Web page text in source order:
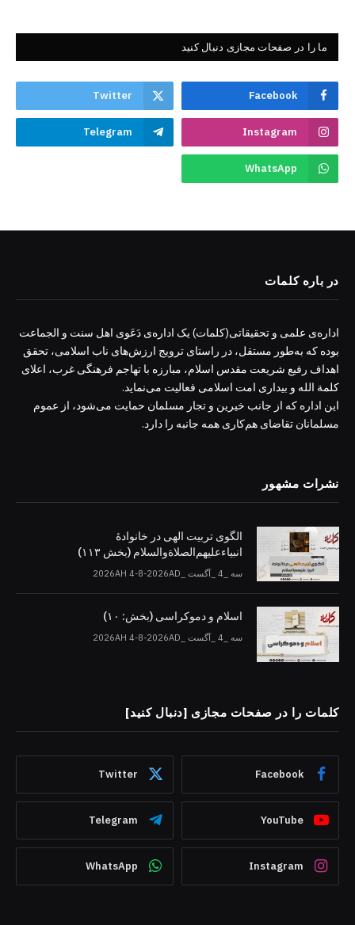
ما را در صفحات مجازی دنبال کنید
Facebook
Twitter
Instagram
Telegram
WhatsApp
در باره کلمات
اداره‌ی علمی و تحقیقاتی(کلمات) یک اداره‌ی دَعَوی اهل سنت و الجماعت
بوده که به‌طور مستقل، در راستای ترویج ارزش‌های ناب اسلامی، تحقق
اهداف رفیع شریعت مقدس اسلام، مبارزه با تهاجم فرهنگی غرب، اعلای
کلمة الله و بیداری امت اسلامی فعالیت می‌نماید.
این اداره که از جانب خیرین و تجار مسلمان حمایت می‌شود، از عموم
مسلمانان تقاضای هم‌کاری همه جانبه را دارد.
نشرات مشهور
الگوی تربیت الهی در خانوادۀ
انبیاءعلیهم‌الصلاةو‌السلام (بخش ۱۱۳)
سه _4 _آگست _2026AH 4-8-2026AD
اسلام و دموکراسی (بخش: ۱۰)
سه _4 _آگست _2026AH 4-8-2026AD
کلمات را در صفحات مجازی [دنبال کنید]
Facebook
Twitter
YouTube
Telegram
Instagram
WhatsApp